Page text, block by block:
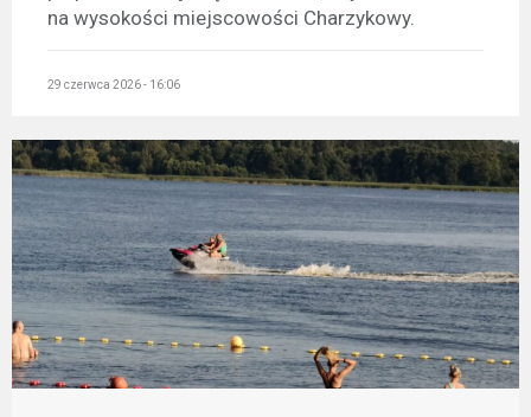
na wysokości miejscowości Charzykowy.
29 czerwca 2026 - 16:06